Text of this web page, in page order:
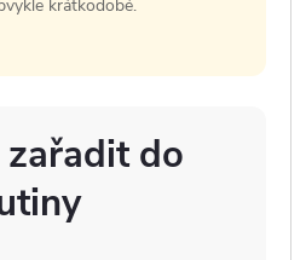
krátkodobé.
zařadit do